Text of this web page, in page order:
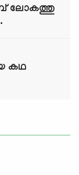
ലോകത്തു
കഥ